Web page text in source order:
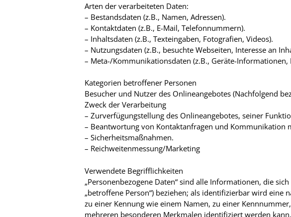
Arten der verarbeiteten Daten:
– Bestandsdaten (z.B., Namen, Adressen).
– Kontaktdaten (z.B., E-Mail, Telefonnummern).
– Inhaltsdaten (z.B., Texteingaben, Fotografien, Videos).
– Nutzungsdaten (z.B., besuchte Webseiten, Interesse an
– Meta-/Kommunikationsdaten (z.B., Geräte-Informationen,
Kategorien betroffener Personen
Besucher und Nutzer des Onlineangebotes (Nachfolgend
Zweck der Verarbeitung
– Zurverfügungstellung des Onlineangebotes, seiner
– Beantwortung von Kontaktanfragen und Kommunikation
– Sicherheitsmaßnahmen.
– Reichweitenmessung/Marketing
Verwendete Begrifflichkeiten
„Personenbezogene Daten“ sind alle Informationen, die
„betroffene Person“) beziehen; als identifizierbar wird
zu einer Kennung wie einem Namen, zu einer
mehreren besonderen Merkmalen identifiziert werden